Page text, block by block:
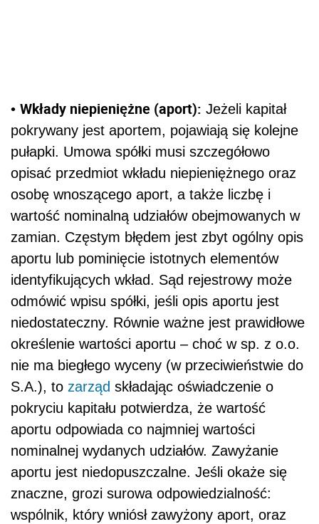
• Wkłady niepieniężne (aport): Jeżeli kapitał
pokrywany jest aportem, pojawiają się kolejne
pułapki. Umowa spółki musi szczegółowo
opisać przedmiot wkładu niepieniężnego oraz
osobę wnoszącego aport, a także liczbę i
wartość nominalną udziałów obejmowanych w
zamian. Częstym błędem jest zbyt ogólny opis
aportu lub pominięcie istotnych elementów
identyfikujących wkład. Sąd rejestrowy może
odmówić wpisu spółki, jeśli opis aportu jest
niedostateczny. Równie ważne jest prawidłowe
określenie wartości aportu – choć w sp. z o.o.
nie ma biegłego wyceny (w przeciwieństwie do
S.A.), to zarząd składając oświadczenie o
pokryciu kapitału potwierdza, że wartość
aportu odpowiada co najmniej wartości
nominalnej wydanych udziałów. Zawyżanie
aportu jest niedopuszczalne. Jeśli okaże się
znaczne, grozi surowa odpowiedzialność:
wspólnik, który wniósł zawyżony aport, oraz